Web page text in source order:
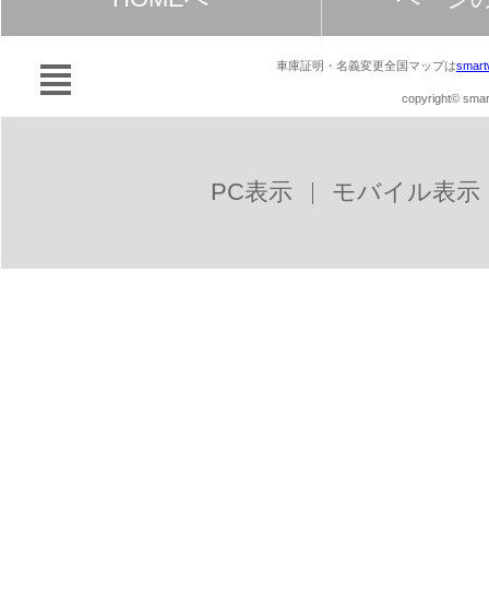
車庫証明・名義変更全国マップは
copyright©
PC表示 モバイル表示